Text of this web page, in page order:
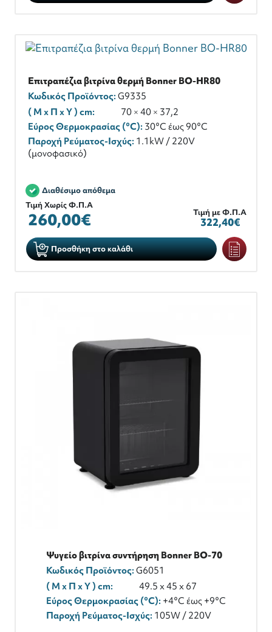
Επιτραπέζια βιτρίνα θερμή Bonner BO-HR80
Κωδικός Προϊόντος:G9335
( M x Π x Y ) cm:
70 × 40 × 37,2
Εύρος Θερμοκρασίας (°C): 30°C έως 90°C
Παροχή Ρεύματος-Ισχύς: 1.1kW / 220V
(μονοφασικό)
Διαθέσιμο απόθεμα
Τιμή Χωρίς Φ.Π.Α
260,00€ Τιμή με Φ.Π.Α
322,40€
Προσθήκη στο καλάθι
Ψυγείο βιτρίνα συντήρηση Bonner BO-70
Κωδικός Προϊόντος:G6051
( M x Π x Y ) cm:
49.5 x 45 x 67
Εύρος Θερμοκρασίας (°C): +4°C έως +9°C
Παροχή Ρεύματος-Ισχύς: 105W / 220V